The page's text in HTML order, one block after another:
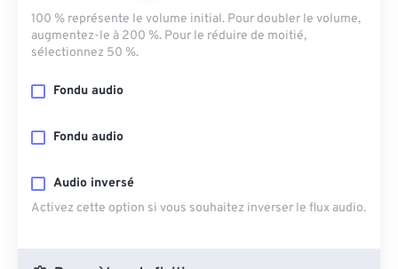
100 % représente le volume initial. Pour doubler le volume,
augmentez-le à 200 %. Pour le réduire de moitié,
sélectionnez 50 %.
Fondu audio
Fondu audio
Audio inversé
Activez cette option si vous souhaitez inverser le flux audio.